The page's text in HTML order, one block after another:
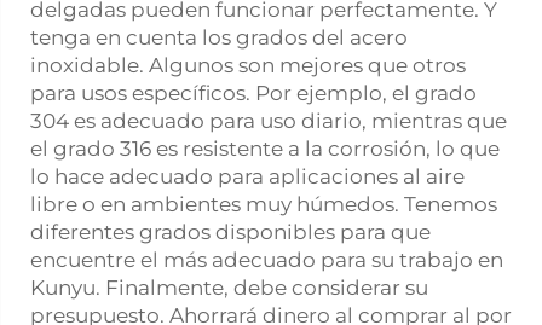
delgadas pueden funcionar perfectamente. Y
tenga en cuenta los grados del acero
inoxidable. Algunos son mejores que otros
para usos específicos. Por ejemplo, el grado
304 es adecuado para uso diario, mientras que
el grado 316 es resistente a la corrosión, lo que
lo hace adecuado para aplicaciones al aire
libre o en ambientes muy húmedos. Tenemos
diferentes grados disponibles para que
encuentre el más adecuado para su trabajo en
Kunyu. Finalmente, debe considerar su
presupuesto. Ahorrará dinero al comprar al por